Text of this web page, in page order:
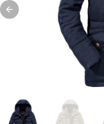
Previous slide